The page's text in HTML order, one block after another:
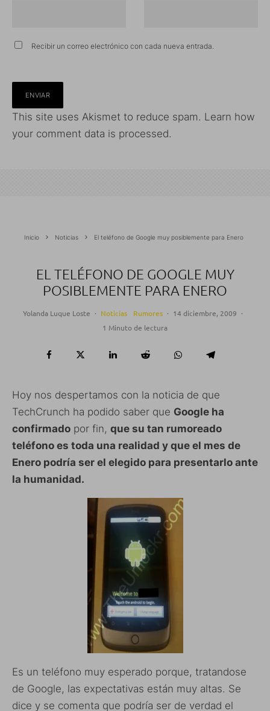
Recibir un correo electrónico con cada nueva entrada.
This site uses Akismet to reduce spam. Learn how
your comment data is processed.
Inicio Noticias El teléfono de Google muy posiblemente para Enero
EL TELÉFONO DE GOOGLE MUY
POSIBLEMENTE PARA ENERO
Yolanda Luque Loste · Noticias Rumores · 14 diciembre, 2009 ·
1 Minuto de lectura
Hoy nos despertamos con la noticia de que
TechCrunch ha podido saber que Google ha
confirmado por fin, que su tan rumoreado
teléfono es toda una realidad y que el mes de
Enero podría ser el elegido para presentarlo ante
la humanidad.
Es un teléfono muy esperado porque, tratandose
de Google, las expectativas están muy altas. Se
dice y se comenta que podría ser de verdad el